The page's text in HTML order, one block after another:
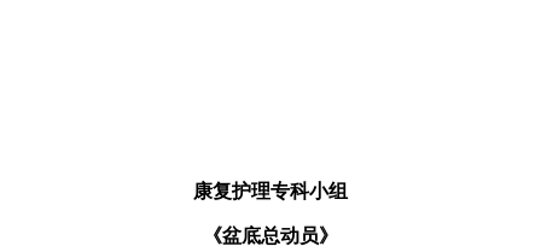
康复护理专科小组
《盆底总动员》